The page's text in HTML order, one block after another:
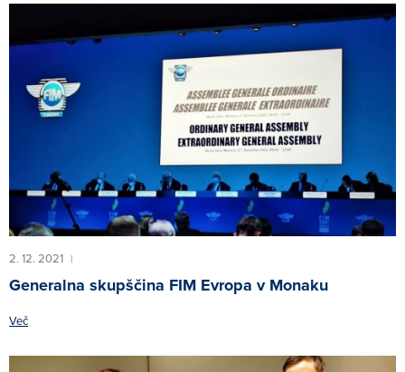
2. 12. 2021 |
Generalna skupščina FIM Evropa v Monaku
Več